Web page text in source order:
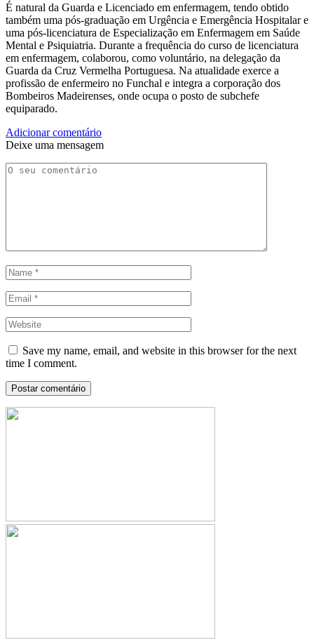
É natural da Guarda e Licenciado em enfermagem, tendo obtido
também uma pós-graduação em Urgência e Emergência Hospitalar e
uma pós-licenciatura de Especialização em Enfermagem em Saúde
Mental e Psiquiatria. Durante a frequência do curso de licenciatura
em enfermagem, colaborou, como voluntário, na delegação da
Guarda da Cruz Vermelha Portuguesa. Na atualidade exerce a
profissão de enfermeiro no Funchal e integra a corporação dos
Bombeiros Madeirenses, onde ocupa o posto de subchefe
equiparado.
Adicionar comentário
Deixe uma mensagem
Save my name, email, and website in this browser for the next
time I comment.